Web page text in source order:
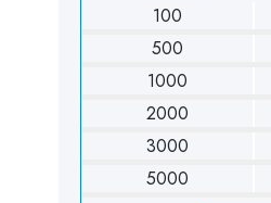
100
500
1000
2000
3000
5000